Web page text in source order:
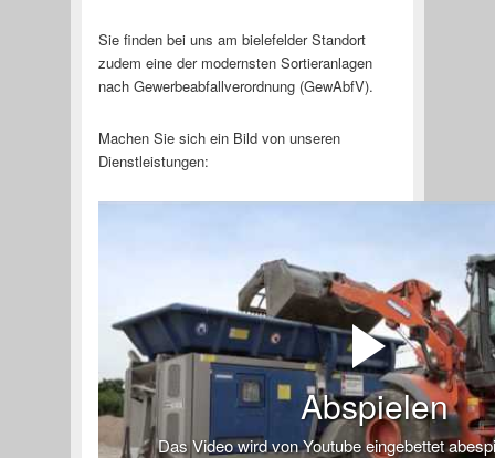
Sie finden bei uns am bielefelder Standort
zudem eine der modernsten Sortieranlagen
nach Gewerbeabfallverordnung (GewAbfV).
Machen Sie sich ein Bild von unseren
Dienstleistungen:
Abspielen
Das Video wird von Youtube eingebettet